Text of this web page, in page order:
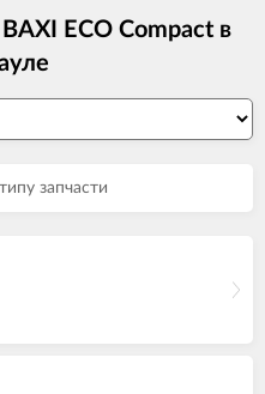
ECO Compact в
запчасти